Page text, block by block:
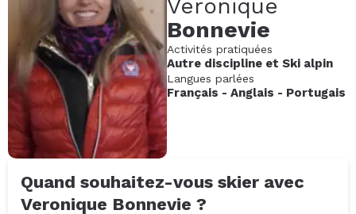
Veronique
Bonnevie
Activités pratiquées
Autre discipline et Ski alpin
Langues parlées
Français - Anglais - Portugais
Quand souhaitez-vous skier avec
Veronique Bonnevie ?